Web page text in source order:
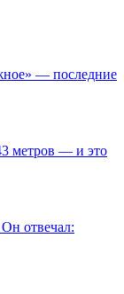
— последние
метров — и это
отвечал: